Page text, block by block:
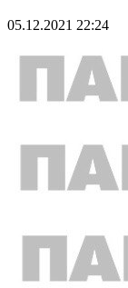
05.12.2021 22:24